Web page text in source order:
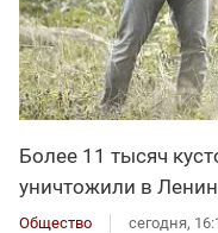
Более 11 тысяч
уничтожили в
Общество сегодня,